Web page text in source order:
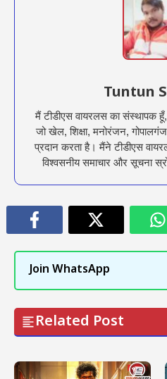
Tuntun
मैं टीडीएस वायरलस का संस्थापक
जो खेल, शिक्षा, मनोरंजन,
प्रदान करता है। मैंने टीडीएस
विश्वसनीय समाचार और सूचना
Join WhatsApp
Related Post